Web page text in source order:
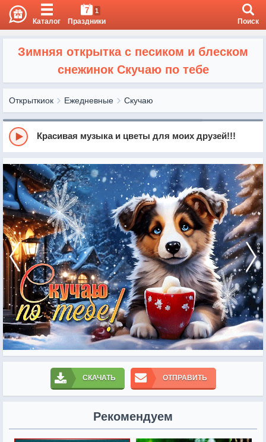
Каталог
7 1
Праздники Поиск
Зимняя открытка с песиком и блеском
снежинок Скучаю по тебе
Открыткиок Ежедневные Скучаю
Красивая музыка и цветы для моих друзей!!!
СКАЧАТЬ ОТПРАВИТЬ
Рекомендуем